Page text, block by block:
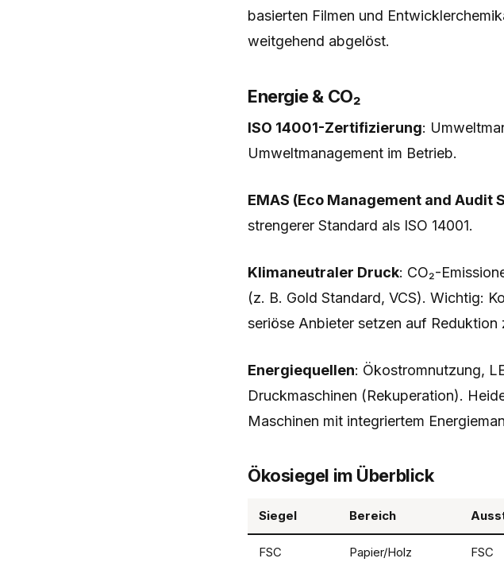
basierten Filmen und
weitgehend abgelöst.
Energie & CO₂
ISO 14001-Zertifizierung:
Umweltmanagement im Betrieb.
EMAS (Eco Management and Audit
strengerer Standard als ISO 14001.
Klimaneutraler Druck: CO₂-
(z. B. Gold Standard, VCS). Wichtig:
seriöse Anbieter setzen auf Reduktion
Energiequellen: Ökostromnutzung,
Druckmaschinen (Rekuperation).
Maschinen mit integriertem
Ökosiegel im Überblick
Siegel Bereich
FSC Papier/Holz
FSC